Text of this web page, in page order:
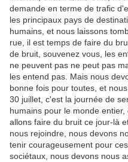
demande en terme de trafic
les principaux pays de
humains, et nous laissons
rue, il est temps de faire du
de bruit, souvenez vous, les
ne peuvent pas ne peut pas
les entend pas. Mais nous
bonne fois pour toutes, et
30 juillet, c'est la journée de
humains pour le monde
allons faire du bruit ce jour-là
nous rejoindre, nous devons
tenir courageusement pour
sociétaux, nous devons nous